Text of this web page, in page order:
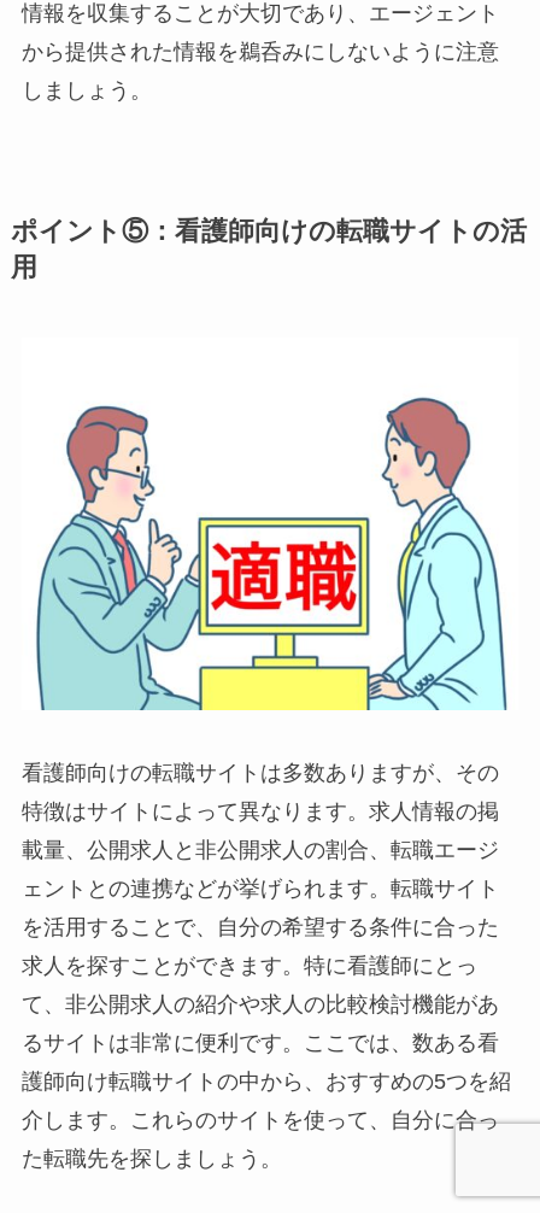
情報を収集することが大切であり、エージェント
から提供された情報を鵜呑みにしないように注意
しましょう。
ポイント⑤：看護師向けの転職サイトの活
用
看護師向けの転職サイトは多数ありますが、その
特徴はサイトによって異なります。求人情報の掲
載量、公開求人と非公開求人の割合、転職エージ
ェントとの連携などが挙げられます。転職サイト
を活用することで、自分の希望する条件に合った
求人を探すことができます。特に看護師にとっ
て、非公開求人の紹介や求人の比較検討機能があ
るサイトは非常に便利です。ここでは、数ある看
護師向け転職サイトの中から、おすすめの5つを紹
介します。これらのサイトを使って、自分に合っ
た転職先を探しましょう。